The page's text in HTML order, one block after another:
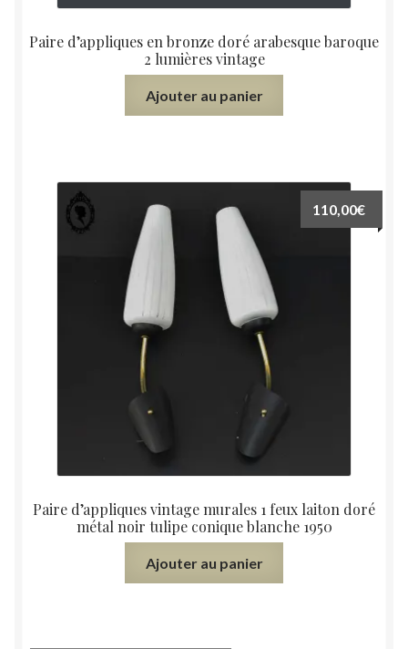
Paire d’appliques en bronze doré arabesque baroque
2 lumières vintage
Ajouter au panier
Paire d’appliques vintage murales 1 feux laiton doré
métal noir tulipe conique blanche 1950
110,00€
Ajouter au panier